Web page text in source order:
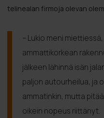
telinealan firmoja olevan
– Lukio meni
ammattikorkean
jälkeen lähinnä isän
paljon autourheilua, ja
ammatinkin, mutta
oikein nopeus riittänyt.